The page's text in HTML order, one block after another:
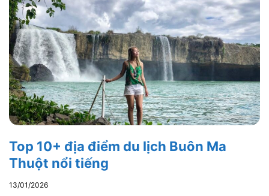
Top 10+ địa điểm du lịch Buôn Ma
Thuột nổi tiếng
13/01/2026